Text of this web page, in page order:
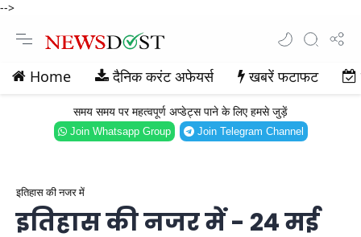
-->
Home दैनिक करंट अफेयर्स खबरें फटाफट
समय समय पर महत्वपूर्ण अप्डेट्स पाने के लिए हमसे जुड़ें
Join Whatsapp Group Join Telegram Channel
इतिहास की नजर में
इतिहास की नजर में - 24 मई